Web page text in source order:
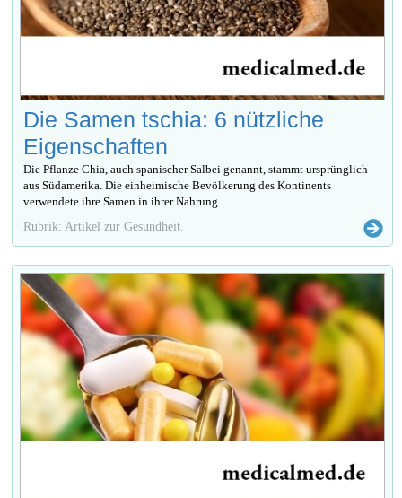
Die Samen tschia: 6 nützliche
Eigenschaften
Die Pflanze Chia, auch spanischer Salbei genannt, stammt ursprünglich
aus Südamerika. Die einheimische Bevölkerung des Kontinents
verwendete ihre Samen in ihrer Nahrung...
Rubrik: Artikel zur Gesundheit.